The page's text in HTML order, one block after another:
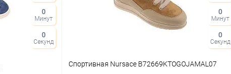
0
Минут
0
Секунд
0
Минут
0
Секунд
Спортивная Nursace B72669KTOGOJAMAL07